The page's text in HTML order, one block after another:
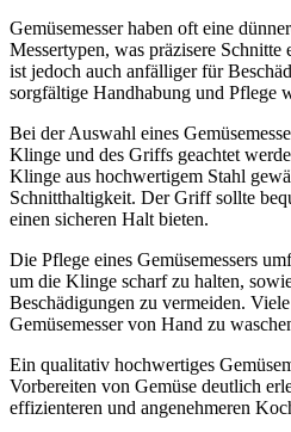
Gemüsemesser haben oft eine
Messertypen, was präzisere
ist jedoch auch anfälliger für
sorgfältige Handhabung und Pflege
Bei der Auswahl eines
Klinge und des Griffs geachtet
Klinge aus hochwertigem Stahl
Schnitthaltigkeit. Der Griff sollte
einen sicheren Halt bieten.
Die Pflege eines Gemüsemessers
um die Klinge scharf zu halten,
Beschädigungen zu vermeiden.
Gemüsemesser von Hand zu
Ein qualitativ hochwertiges
Vorbereiten von Gemüse deutlich
effizienteren und angenehmeren